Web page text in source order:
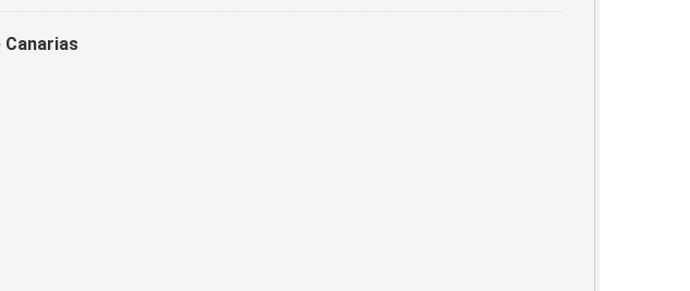
Canarias